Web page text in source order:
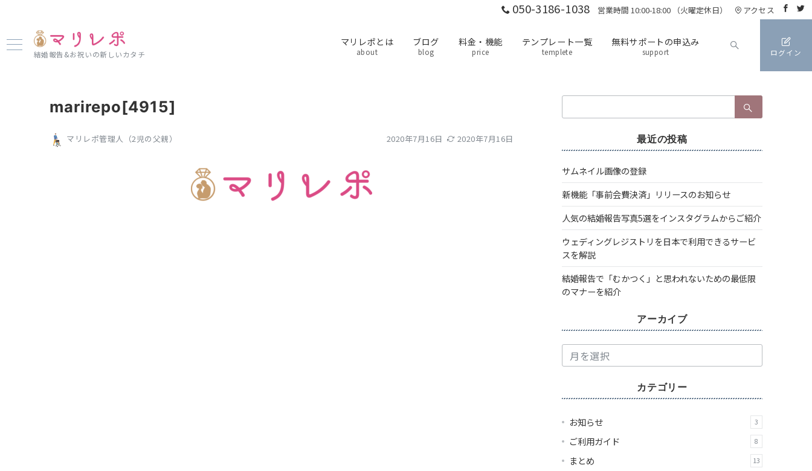
050-3186-1038 営業時間 10:00-18:00 （火曜定休日） アクセス
結婚報告&お祝いの新しいカタチ
マリレポとは
about
ブログ
blog
料金・機能
price
テンプレート一覧
templete
無料サポートの申込み
support ログイン
marirepo[4915]
2020年7月16日 2020年7月16日
マリレポ管理人（2児の父親）
索：
最近の投稿
サムネイル画像の登録
新機能「事前会費決済」リリースのお知らせ
人気の結婚報告写真5選をインスタグラムからご紹介
ウェディングレジストリを日本で利用できるサービ
スを解説
結婚報告で「むかつく」と思われないための最低限
のマナーを紹介
アーカイブ
ー
イ
カテゴリー
お知らせ 3
ご利用ガイド 8
まとめ 13